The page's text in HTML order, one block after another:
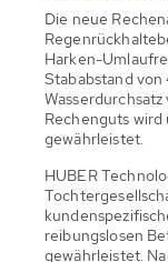
Die neue
Harken-
Stababstand
Rechenguts
gewährleistet.
HUBER
reibungslosen
gewährleistet.